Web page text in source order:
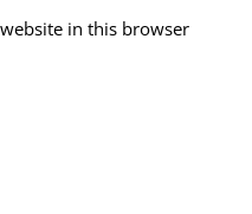
in this browser